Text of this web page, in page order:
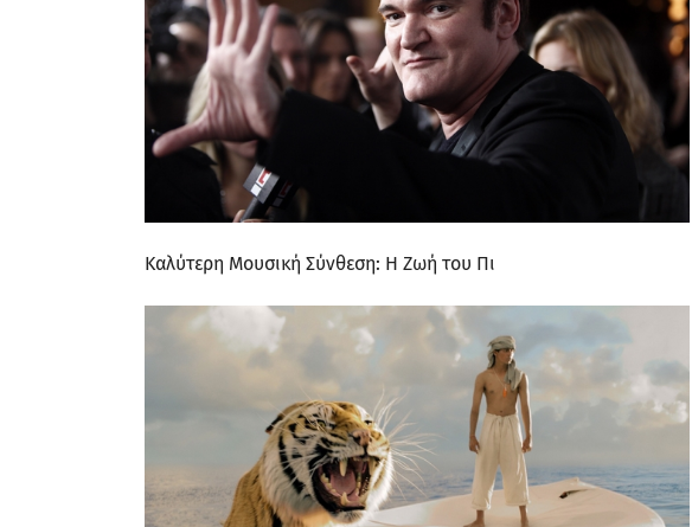
Καλύτερη Μουσική Σύνθεση: Η Ζωή του Πι